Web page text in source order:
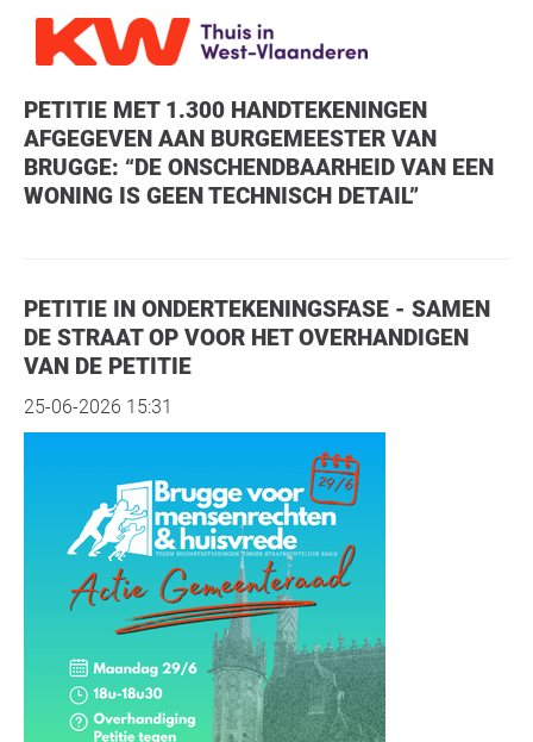
PETITIE MET 1.300 HANDTEKENINGEN
AFGEGEVEN AAN BURGEMEESTER VAN
BRUGGE: “DE ONSCHENDBAARHEID VAN EEN
WONING IS GEEN TECHNISCH DETAIL”
PETITIE IN ONDERTEKENINGSFASE - SAMEN
DE STRAAT OP VOOR HET OVERHANDIGEN
VAN DE PETITIE
25-06-2026 15:31